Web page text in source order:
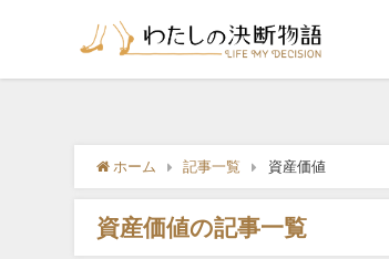
ホーム 記事一覧 資産価値
資産価値の記事一覧